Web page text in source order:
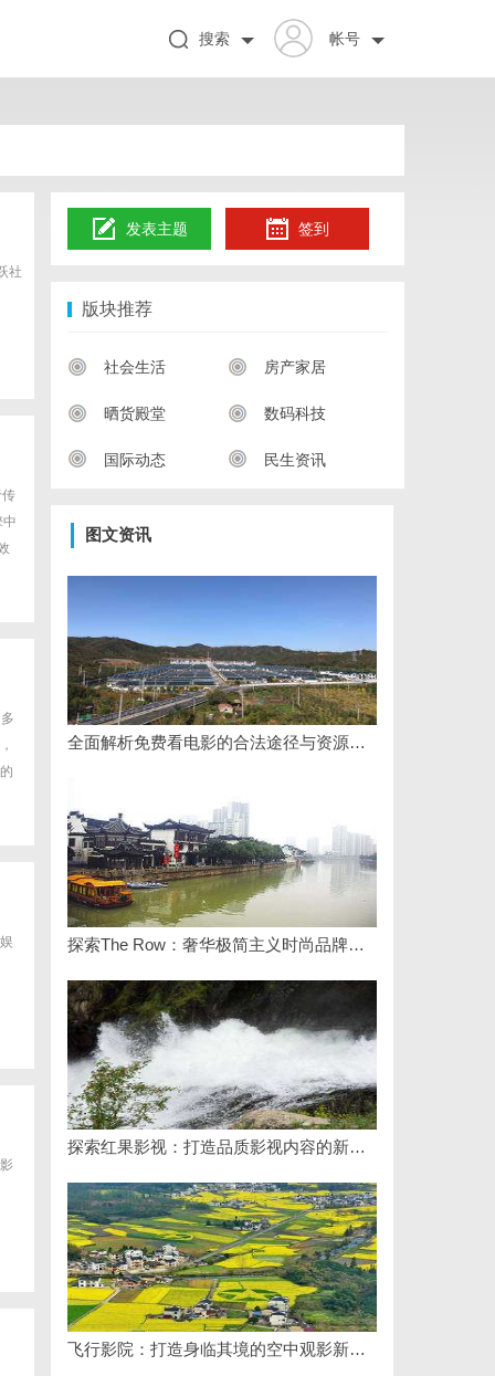
帐号
搜索
社
发表主题 签到
版块推荐
社会生活 房产家居
晒货殿堂 数码科技
国际动态 民生资讯
图文资讯
全面解析免费看电影的合法途径与资源推荐
探索The Row：奢华极简主义时尚品牌的崛起与魅力解析
探索红果影视：打造品质影视内容的新锐力量
飞行影院：打造身临其境的空中观影新体验